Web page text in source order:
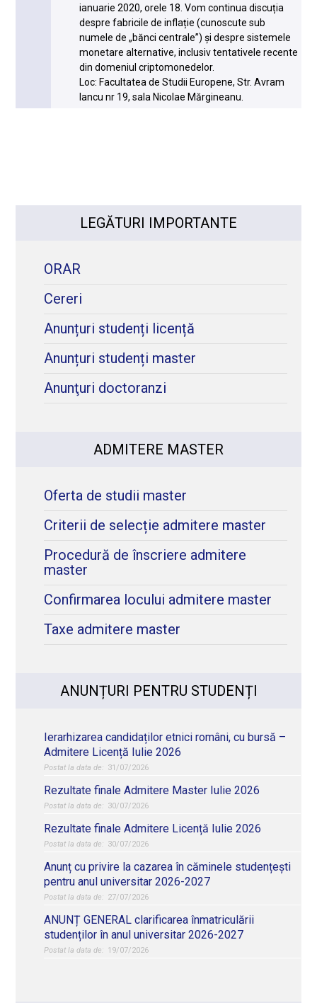
ianuarie 2020, orele 18. Vom continua discuția
despre fabricile de inflație (cunoscute sub
numele de „bănci centrale”) și despre sistemele
monetare alternative, inclusiv tentativele recente
din domeniul criptomonedelor.
Loc: Facultatea de Studii Europene, Str. Avram
Iancu nr 19, sala Nicolae Mărgineanu.
LEGĂTURI IMPORTANTE
ORAR
Cereri
Anunțuri studenți licență
Anunțuri studenți master
Anunţuri doctoranzi
ADMITERE MASTER
Oferta de studii master
Criterii de selecție admitere master
Procedură de înscriere admitere
master
Confirmarea locului admitere master
Taxe admitere master
ANUNȚURI PENTRU STUDENȚI
Ierarhizarea candidaților etnici români, cu bursă –
Admitere Licență Iulie 2026
31/07/2026
Rezultate finale Admitere Master Iulie 2026
30/07/2026
Rezultate finale Admitere Licență Iulie 2026
30/07/2026
Anunț cu privire la cazarea în căminele studențești
pentru anul universitar 2026-2027
27/07/2026
ANUNȚ GENERAL clarificarea înmatriculării
studenților în anul universitar 2026-2027
19/07/2026